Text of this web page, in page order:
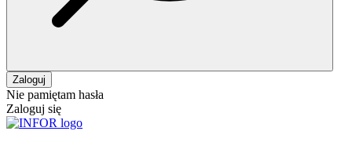
Zaloguj
Nie pamiętam hasła
Zaloguj się